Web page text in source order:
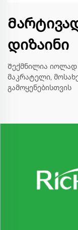
დიზაინი
Შექმნილია იოლად
მაკრატელი,
გამოყენებისთვის